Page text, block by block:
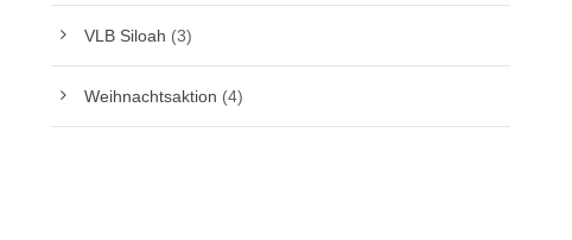
VLB Siloah (3)
Weihnachtsaktion (4)